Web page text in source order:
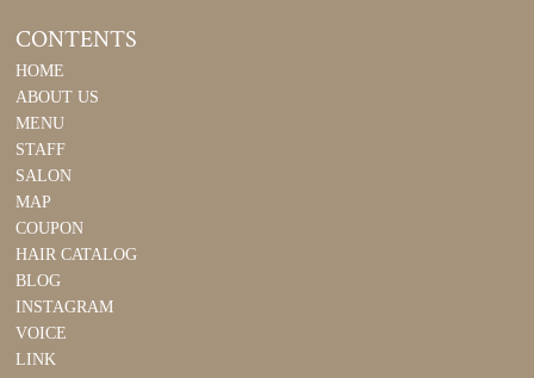
CONTENTS
HOME
ABOUT US
MENU
STAFF
SALON
MAP
COUPON
HAIR CATALOG
BLOG
INSTAGRAM
VOICE
LINK